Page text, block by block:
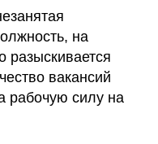
на
разыскивается
вакансий
рабочую силу на